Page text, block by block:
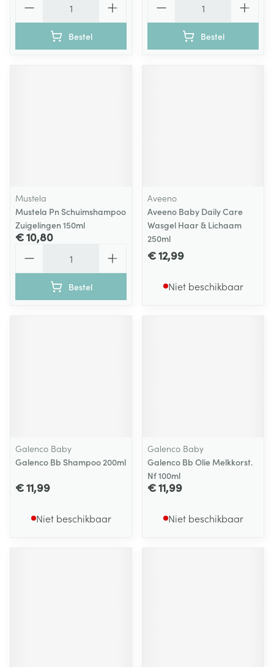
Bestel Bestel
Mustela
Mustela Pn Schuimshampoo
Zuigelingen 150ml
€ 10,80
Bestel
Aveeno
Aveeno Baby Daily Care
Wasgel Haar & Lichaam
250ml
€ 12,99
Niet beschikbaar
Galenco Baby
Galenco Bb Shampoo 200ml
€ 11,99
Niet beschikbaar
Galenco Baby
Galenco Bb Olie Melkkorst.
Nf 100ml
€ 11,99
Niet beschikbaar